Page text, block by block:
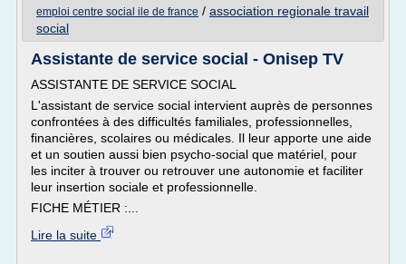
emploi centre social ile de france / association regionale travail
social
Assistante de service social - Onisep TV
ASSISTANTE DE SERVICE SOCIAL
L'assistant de service social intervient auprès de personnes
confrontées à des difficultés familiales, professionnelles,
financières, scolaires ou médicales. Il leur apporte une aide
et un soutien aussi bien psycho-social que matériel, pour
les inciter à trouver ou retrouver une autonomie et faciliter
leur insertion sociale et professionnelle.
FICHE MÉTIER :...
Lire la suite